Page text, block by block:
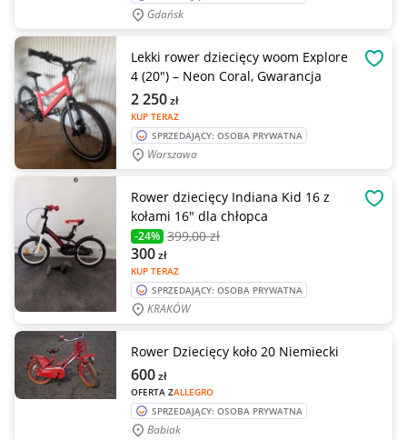
Gdańsk
Lekki rower dziecięcy woom Explore
4 (20") – Neon Coral, Gwarancja
KUP TERAZ
2 250zł
SPRZEDAJĄCY: OSOBA PRYWATNA
Warszawa
Rower dziecięcy Indiana Kid 16 z
kołami 16" dla chłopca
-24% 399,00 zł
KUP TERAZ
300zł
SPRZEDAJĄCY: OSOBA PRYWATNA
KRAKÓW
Rower Dziecięcy koło 20 Niemiecki
OFERTA ZALLEGRO
600zł
SPRZEDAJĄCY: OSOBA PRYWATNA
Babiak